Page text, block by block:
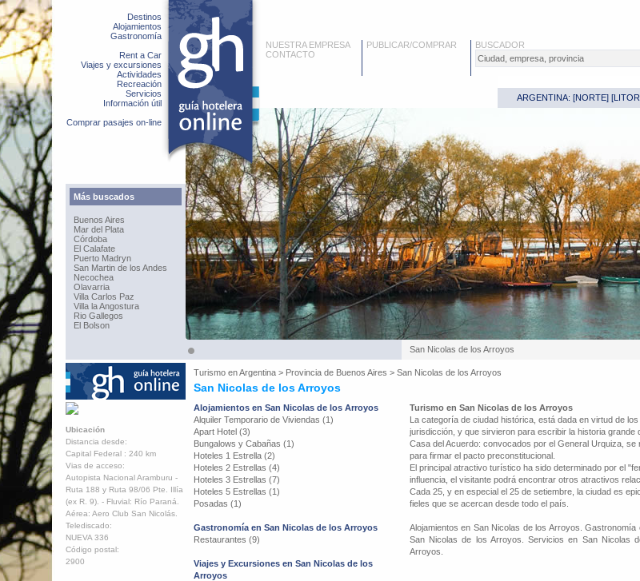
Destinos
Alojamientos
Gastronomía
Rent a Car
Viajes y excursiones
Actividades
Recreación
Servicios
Información útil
Comprar pasajes on-line
Más buscados
Buenos Aires
Mar del Plata
Córdoba
El Calafate
Puerto Madryn
San Martin de los Andes
Necochea
Olavarria
Villa Carlos Paz
Villa la Angostura
Rio Gallegos
El Bolson
NUESTRA EMPRESA
CONTACTO
PUBLICAR/COMPRAR BUSCADOR
ARGENTINA: [NORTE] [
San Nicolas de los Arroyos
Turismo enArgentina > Provincia de Buenos Aires > San Nicolas de los Arroyos
San Nicolas de los Arroyos
Ubicación
Distancia desde:
Capital Federal : 240 km
Vias de acceso:
Autopista Nacional Aramburu -
Ruta 188 y Ruta 98/06 Pte. Illía
(ex R. 9). - Fluvial: Río Paraná.
Aérea: Aero Club San Nicolás.
Telediscado:
NUEVA 336
Código postal:
2900
Alojamientos en San Nicolas de los Arroyos
Alquiler Temporario de Viviendas (1)
Apart Hotel (3)
Bungalows y Cabañas (1)
Hoteles 1 Estrella (2)
Hoteles 2 Estrellas (4)
Hoteles 3 Estrellas (7)
Hoteles 5 Estrellas (1)
Posadas (1)
Gastronomía en San Nicolas de los Arroyos
Restaurantes (9)
Viajes y Excursiones en San Nicolas de los
Arroyos
Turismo en San Nicolas de los Arroyos
La categoría de ciudad histórica, está dada en virtud de
jurisdicción, y que sirvieron para escribir la historia grande
Casa del Acuerdo: convocados por el General Urquiza,
para firmar el pacto preconstitucional.
El principal atractivo turístico ha sido determinado por el
influencia, el visitante podrá encontrar otros atractivos
Cada 25, y en especial el 25 de setiembre, la ciudad es
fieles que se acercan desde todo el país.
Alojamientos en San Nicolas de los Arroyos.
San Nicolas de los Arroyos. Servicios en San Nicolas
Arroyos.